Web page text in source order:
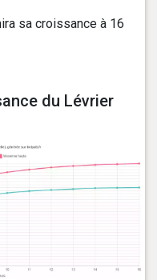
sa croissance à 16
du Lévrier